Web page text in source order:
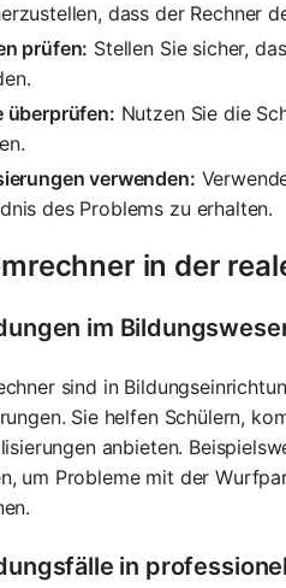
dass der Rechner
prüfen: Stellen Sie sicher,
überprüfen: Nutzen Sie die
verwenden:
des Problems zu erhalten.
in der
im
sind in
Sie helfen Schülern,
anbieten.
um Probleme mit der
in